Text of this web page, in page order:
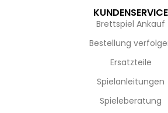
KUNDENSERVICE
Brettspiel Ankauf
Bestellung
Ersatzteile
Spielanleitungen
Spieleberatung